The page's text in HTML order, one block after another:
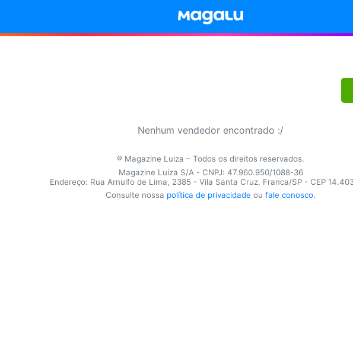
Nenhum vendedor encontrado :/
® Magazine Luiza – Todos os direitos reservados.
Magazine Luiza S/A - CNPJ: 47.960.950/1088-36
Endereço: Rua Arnulfo de Lima, 2385 - Vila Santa Cruz, Franca/SP - CEP
Consulte nossa política de privacidade ou fale conosco.